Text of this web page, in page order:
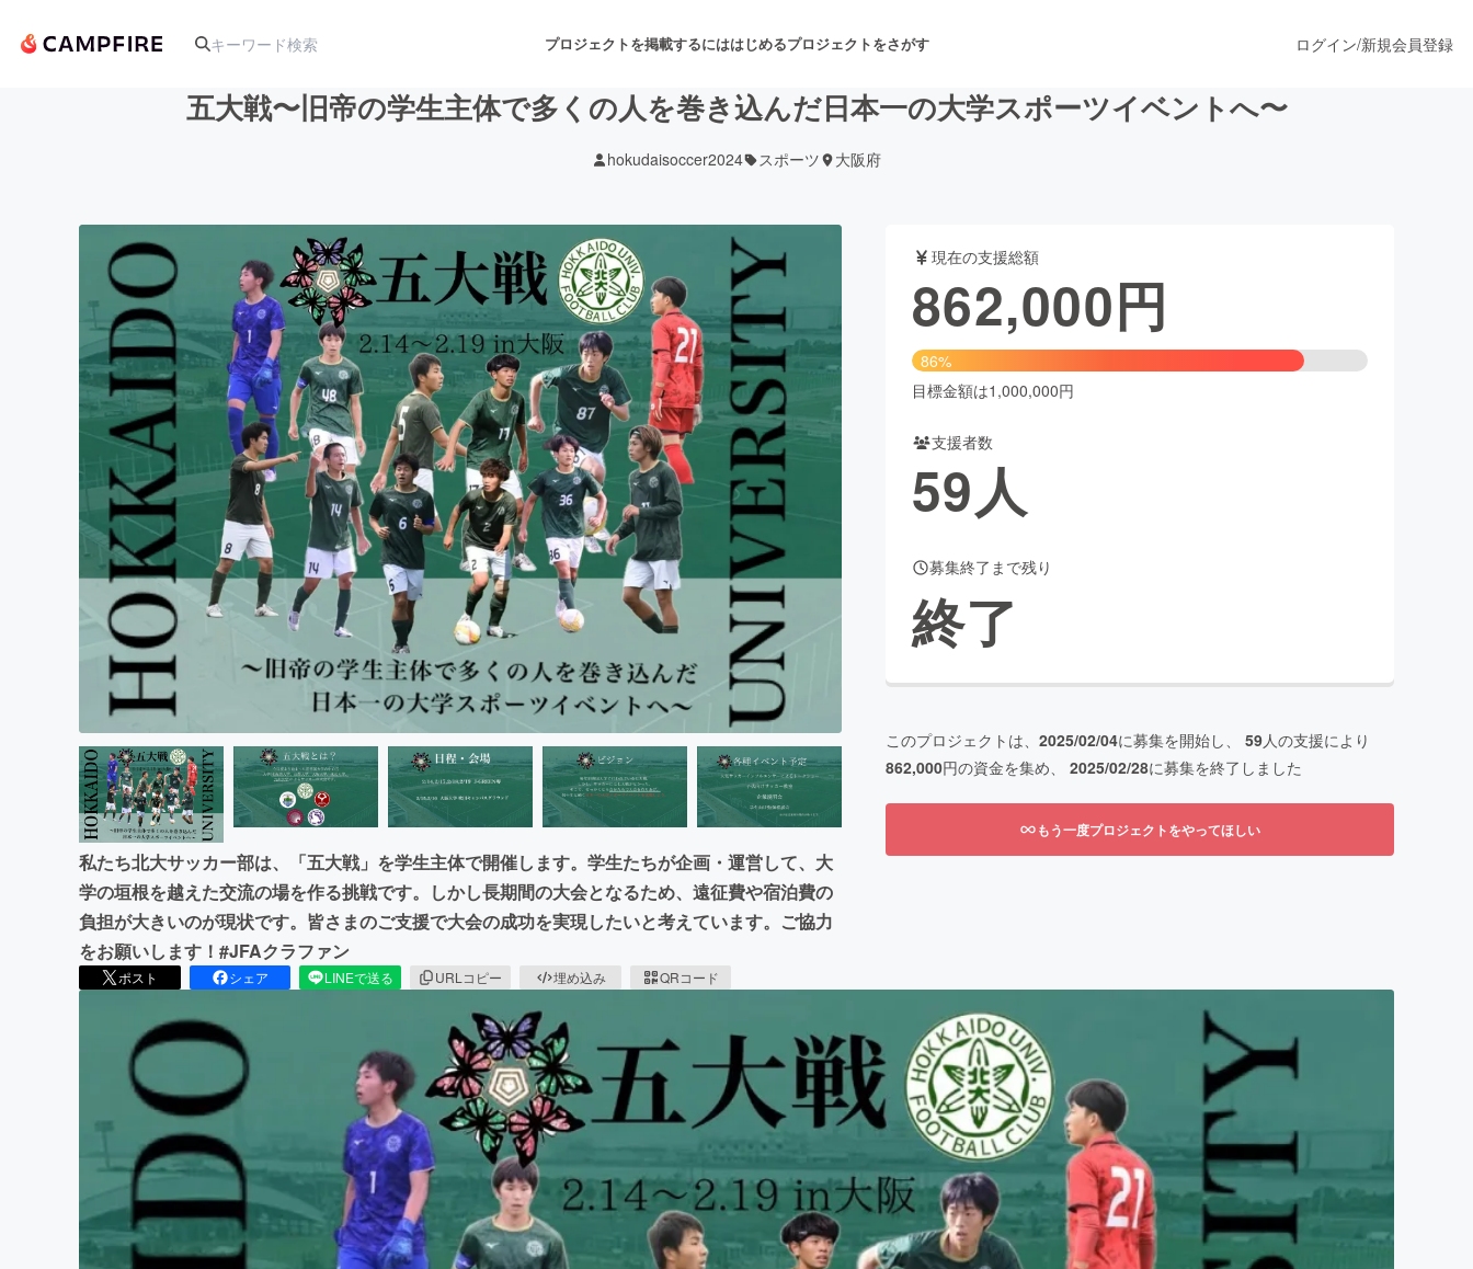
プロジェクトを掲載するにははじめるプロジェクトをさがす
アート・写真 音楽 舞台・パフォーマンス
テクノロジー・ガジェット ゲーム・サービス開発 フード・飲食店 ファッション
映像・映画 書籍・雑誌出版
ビジネス・起業 チャレンジ ビューティー・ヘルスケア
まちづくり・地域活性化
CAMPFIRE for Social GoodCAMPFIRE Creation
CAMPFIREふるさと納税
machi-ya
ログイン/新規会員登録
五大戦〜旧帝の学生主体で多くの人を巻き込んだ日本一の大学スポーツイベントへ〜
hokudaisoccer2024 スポーツ 大阪府
私たち北大サッカー部は、「五大戦」を学生主体で開催します。学生たちが企画・運営して、大
学の垣根を越えた交流の場を作る挑戦です。しかし長期間の大会となるため、遠征費や宿泊費の
負担が大きいのが現状です。皆さまのご支援で大会の成功を実現したいと考えています。ご協力
をお願いします！#JFAクラファン
ポスト シェア LINEで送る URLコピー 埋め込み QRコード
現在の支援総額
862,000円
86%
目標金額は1,000,000円
支援者数
59人
募集終了まで残り
終了
このプロジェクトは、 2025/02/04に募集を開始し、 59人の支援により
862,000円の資金を集め、 2025/02/28に募集を終了しました
もう一度プロジェクトをやってほしい